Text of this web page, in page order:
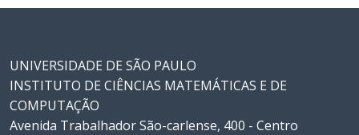
UNIVERSIDADE DE SÃO PAULO
INSTITUTO DE CIÊNCIAS MATEMÁTICAS E DE
COMPUTAÇÃO
Avenida Trabalhador São-carlense, 400 - Centro